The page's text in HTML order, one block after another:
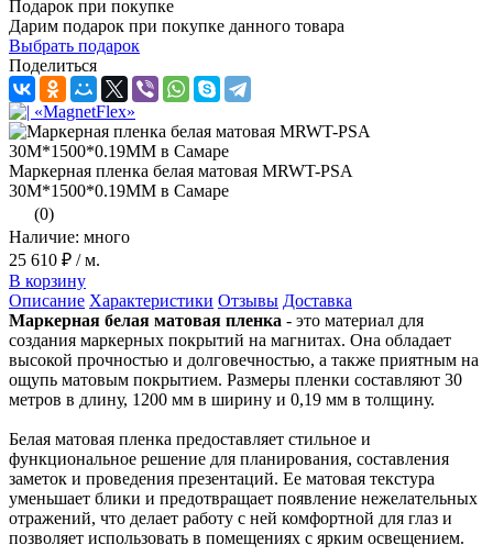
Подарок при покупке
Дарим подарок при покупке данного товара
Выбрать подарок
Поделиться
Маркерная пленка белая матовая MRWT-PSA
30M*1500*0.19MM в Самаре
(0)
Наличие: много
25 610 ₽ / м.
В корзину
Описание Характеристики Отзывы Доставка
Маркерная белая матовая пленка - это материал для
создания маркерных покрытий на магнитах. Она обладает
высокой прочностью и долговечностью, а также приятным на
ощупь матовым покрытием. Размеры пленки составляют 30
метров в длину, 1200 мм в ширину и 0,19 мм в толщину.
Белая матовая пленка предоставляет стильное и
функциональное решение для планирования, составления
заметок и проведения презентаций. Ее матовая текстура
уменьшает блики и предотвращает появление нежелательных
отражений, что делает работу с ней комфортной для глаз и
позволяет использовать в помещениях с ярким освещением.